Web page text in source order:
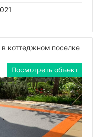
коттеджном поселке
Посмотреть объект